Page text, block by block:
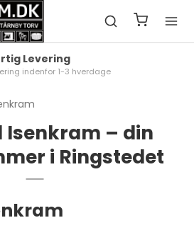
Levering
indenfor 1-3 hverdage
Isenkram – din
i Ringstedet